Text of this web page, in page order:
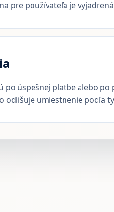
pre používateľa je
po úspešnej platbe alebo
odlišuje umiestnenie podľa